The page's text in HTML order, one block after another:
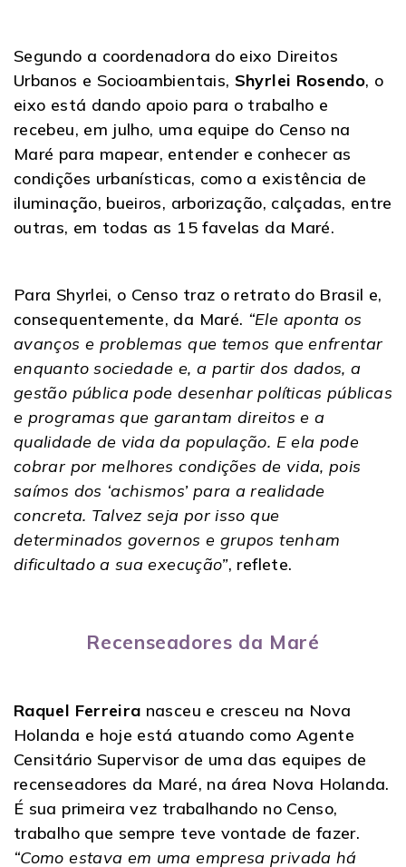
Segundo a coordenadora do eixo Direitos
Urbanos e Socioambientais, Shyrlei Rosendo, o
eixo está dando apoio para o trabalho e
recebeu, em julho, uma equipe do Censo na
Maré para mapear, entender e conhecer as
condições urbanísticas, como a existência de
iluminação, bueiros, arborização, calçadas, entre
outras, em todas as 15 favelas da Maré.
Para Shyrlei, o Censo traz o retrato do Brasil e,
consequentemente, da Maré. “Ele aponta os
avanços e problemas que temos que enfrentar
enquanto sociedade e, a partir dos dados, a
gestão pública pode desenhar políticas públicas
e programas que garantam direitos e a
qualidade de vida da população. E ela pode
cobrar por melhores condições de vida, pois
saímos dos ‘achismos’ para a realidade
concreta. Talvez seja por isso que
determinados governos e grupos tenham
dificultado a sua execução”, reflete.
Recenseadores da Maré
Raquel Ferreira nasceu e cresceu na Nova
Holanda e hoje está atuando como Agente
Censitário Supervisor de uma das equipes de
recenseadores da Maré, na área Nova Holanda.
É sua primeira vez trabalhando no Censo,
trabalho que sempre teve vontade de fazer.
“Como estava em uma empresa privada há